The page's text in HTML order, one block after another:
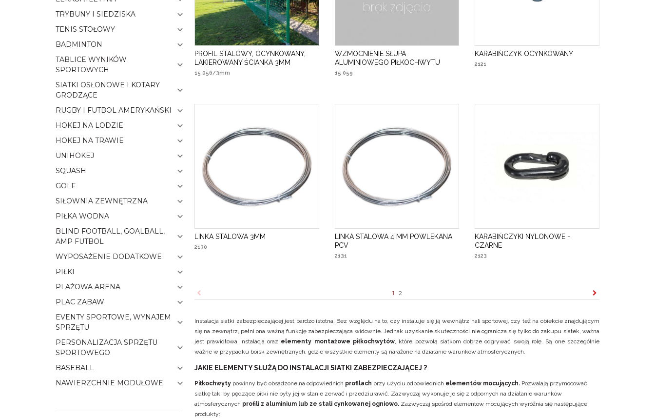
PROFIL STALOWY, OCYNKOWANY,
LAKIEROWANY ŚCIANKA 3MM
15 056/3mm
WZMOCNIENIE SŁUPA
ALUMINIOWEGO PIŁKOCHWYTU
15 059
KARABIŃCZYK OCYNKOWANY
2121
LINKA STALOWA 3MM
2130
LINKA STALOWA 4 MM POWLEKANA
PCV
2131
KARABIŃCZYKI NYLONOWE -
CZARNE
2123
1 2
Instalacja siatki zabezpieczającej jest bardzo istotna. Bez względu na to, czy instaluje się ją wewnątrz hali sportowej, czy też na obiekcie znajdującym
się na zewnątrz, pełni ona ważną funkcję zabezpieczająca widownie. Jednak uzyskanie skuteczności nie ogranicza się tylko do zakupu siatek, ważna
jest prawidłowa instalacja oraz elementy montażowe piłkochwytów, które pozwolą siatkom dobrze odgrywać swoją rolę. Są one szczególnie
ważne w przypadku boisk zewnętrznych, gdzie wszystkie elementy są narażone na działanie warunków atmosferycznych.
JAKIE ELEMENTY SŁUŻĄ DO INSTALACJI SIATKI ZABEZPIECZAJĄCEJ ?
Piłkochwyty powinny być obsadzone na odpowiednich profilach przy użyciu odpowiednich elementów mocujących. Pozwalają przymocować
siatkę tak, by pędzące piłki nie były jej w stanie zerwać i przedziurawić. Zazwyczaj wykonuje je się z odpornych na działanie warunków
atmosferycznych profili z aluminium lub ze stali cynkowanej ogniowo. Zazwyczaj spośród elementów mocujących wyróżnia się następujące
produkty:
TRYBUNY I SIEDZISKA
TENIS STOŁOWY
BADMINTON
TABLICE WYNIKÓW
SPORTOWYCH
SIATKI OSŁONOWE I KOTARY
GRODZĄCE
RUGBY I FUTBOL AMERYKAŃSKI
HOKEJ NA LODZIE
HOKEJ NA TRAWIE
UNIHOKEJ
SQUASH
GOLF
SIŁOWNIA ZEWNĘTRZNA
PIŁKA WODNA
BLIND FOOTBALL, GOALBALL,
AMP FUTBOL
WYPOSAŻENIE DODATKOWE
PIŁKI
PLAŻOWA ARENA
PLAC ZABAW
EVENTY SPORTOWE, WYNAJEM
SPRZĘTU
PERSONALIZACJA SPRZĘTU
SPORTOWEGO
BASEBALL
NAWIERZCHNIE MODUŁOWE